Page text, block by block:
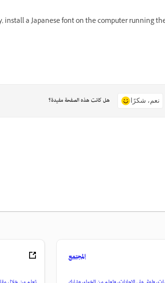
install a Japanese font on the computer running
هل كانت هذه الصفحة مفيدة؟ نعم، شكرًا
المجتمع